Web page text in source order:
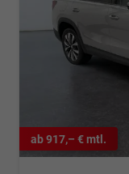
ab 917,– € mtl.